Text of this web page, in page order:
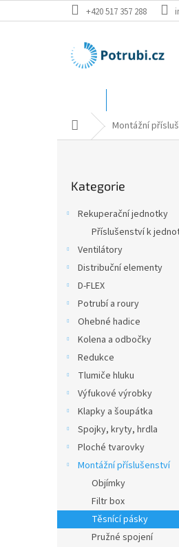
na
+420 517 357 288
Domů Montážní
kategorie
Kategorie
Rekuperační jednotky
Příslušenství k
Ventilátory
Distribuční elementy
D-FLEX
Potrubí a roury
Ohebné hadice
Kolena a odbočky
Redukce
Tlumiče hluku
Výfukové výrobky
Klapky a šoupátka
Spojky, kryty, hrdla
Ploché tvarovky
Montážní příslušenství
Objímky
Filtr box
Těsnící pásky
Pružné spojení